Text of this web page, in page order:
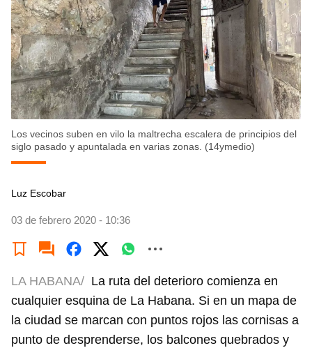
Los vecinos suben en vilo la maltrecha escalera de principios del
siglo pasado y apuntalada en varias zonas. (14ymedio)
Luz Escobar
03 de febrero 2020 - 10:36
LA HABANA/ La ruta del deterioro comienza en
cualquier esquina de La Habana. Si en un mapa de
la ciudad se marcan con puntos rojos las cornisas a
punto de desprenderse, los balcones quebrados y